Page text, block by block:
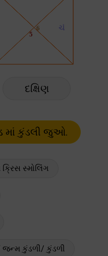
દક્ષિણ
ક્રિસ સ્મોલિંગ
જન્મ કુંડળી/ કુંડળી